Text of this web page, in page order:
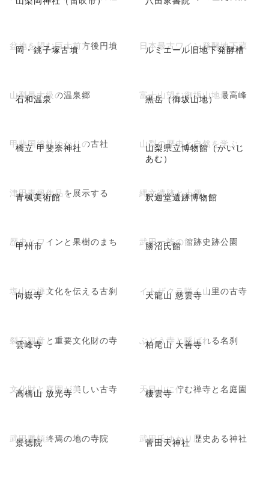
岡・銚子塚古墳
盆地を望む巨大前方後円墳 ルミエール旧地下発酵槽
日本最古ワイン発酵地下蔵
石和温泉
山梨最大級の温泉郷 黒岳（御坂山地）
富士山望む御坂山地最高峰
橋立 甲斐奈神社
甲斐国総社ゆかりの古社
山梨県立博物館（かいじ
あむ）
山梨の歴史と自然を学ぶ
青楓美術館
津田青楓作品を展示する 釈迦堂遺跡博物館
縄文遺跡と土偶
甲州市
歴史とワインと果樹のまち 勝沼氏館
武田一族の館跡史跡公園
向嶽寺
塩山の禅文化を伝える古刹 天龍山 慈雲寺
イトザクラ咲く山里の古寺
雲峰寺
裂石観音と重要文化財の寺 柏尾山 大善寺
ぶどう寺と呼ばれる名刹
高橋山 放光寺
文化財と庭園が美しい古寺 棲雲寺
天目山に佇む禅寺と名庭園
景徳院
武田勝頼終焉の地の寺院 菅田天神社
武田氏ゆかり歴史ある神社